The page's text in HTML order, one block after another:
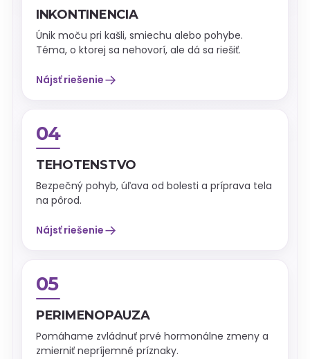
INKONTINENCIA
Únik moču pri kašli, smiechu alebo pohybe.
Téma, o ktorej sa nehovorí, ale dá sa riešiť.
Nájsť riešenie→
04
TEHOTENSTVO
Bezpečný pohyb, úľava od bolesti a príprava tela
na pôrod.
Nájsť riešenie→
05
PERIMENOPAUZA
Pomáhame zvládnuť prvé hormonálne zmeny a
zmierniť nepríjemné príznaky.